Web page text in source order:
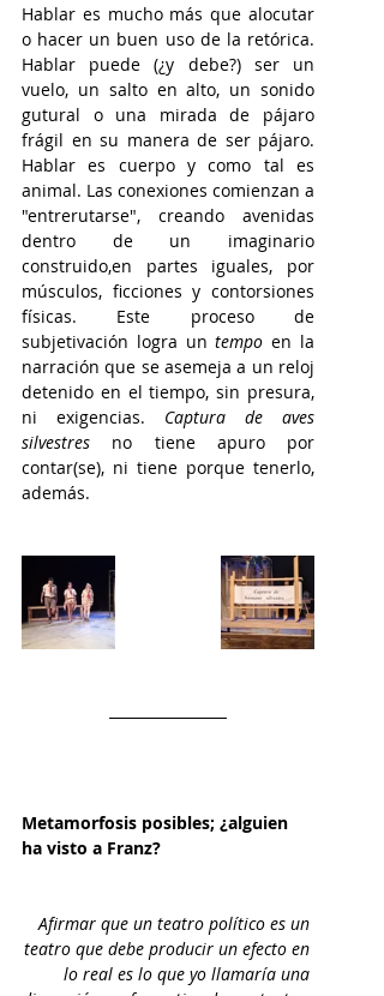
Hablar es mucho más que alocutar
o hacer un buen uso de la retórica.
Hablar puede (¿y debe?) ser un
vuelo, un salto en alto, un sonido
gutural o una mirada de pájaro
frágil en su manera de ser pájaro.
Hablar es cuerpo y como tal es
animal. Las conexiones comienzan a
"entrerutarse", creando avenidas
dentro de un imaginario
construido,en partes iguales, por
músculos, ficciones y contorsiones
físicas. Este proceso de
subjetivación logra un tempo en la
narración que se asemeja a un reloj
detenido en el tiempo, sin presura,
ni exigencias. Captura de aves
silvestres no tiene apuro por
contar(se), ni tiene porque tenerlo,
además.
Metamorfosis posibles; ¿alguien
ha visto a Franz?
Afirmar que un teatro político es un
teatro que debe producir un efecto en
lo real es lo que yo llamaría una